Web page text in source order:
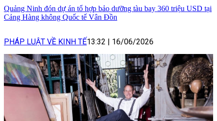
Quảng Ninh đón dự án tổ hợp bảo dưỡng tàu bay 360 triệu USD tại
Cảng Hàng không Quốc tế Vân Đồn
PHÁP LUẬT VỀ KINH TẾ13:32 | 16/06/2026